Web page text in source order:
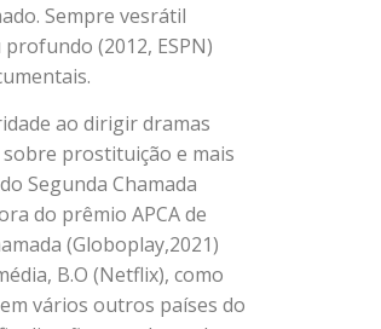
Sempre vesrátil
(2012, ESPN)
ao dirigir dramas
sobre prostituição e mais
Segunda Chamada
do prêmio APCA de
(Globoplay,2021)
B.O (Netflix), como
vários outros países do